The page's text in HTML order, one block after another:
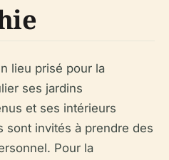
lieu prisé pour la
ses jardins
et ses intérieurs
sont invités à prendre des
Pour la